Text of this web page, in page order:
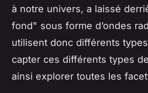
à notre univers, a laissé
fond" sous forme d’ondes
utilisent donc différents
capter ces différents types
ainsi explorer toutes les